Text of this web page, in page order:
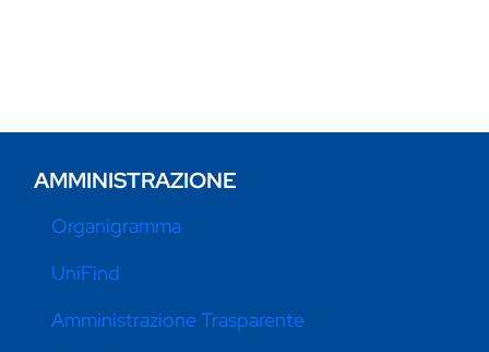
AMMINISTRAZIONE
Organigramma
UniFind
Amministrazione Trasparente